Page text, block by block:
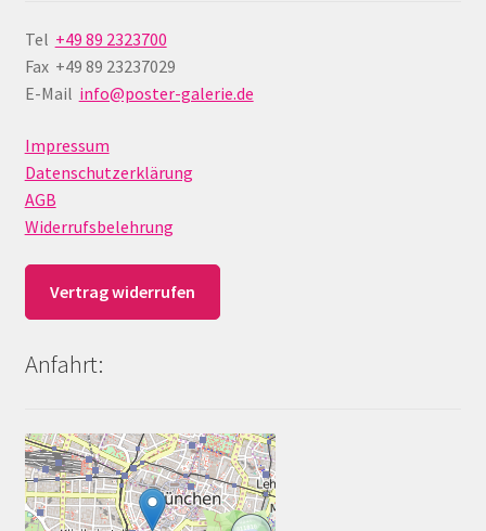
Tel +49 89 2323700
Fax +49 89 23237029
E-Mail info@poster-galerie.de
Impressum
Datenschutzerklärung
AGB
Widerrufsbelehrung
Vertrag widerrufen
Anfahrt: